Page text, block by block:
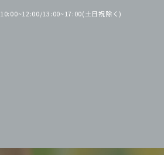
10:00~12:00/13:00~17:00(土日祝除く)